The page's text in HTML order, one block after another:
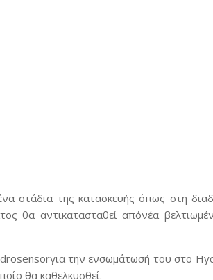
στάδια της κατασκευής όπως στη
θα αντικατασταθεί απόνέα
την ενσωμάτωσή του στο
θα καθελκυσθεί.